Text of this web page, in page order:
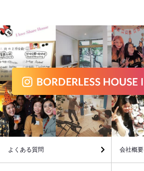
よくある質問 会社概要